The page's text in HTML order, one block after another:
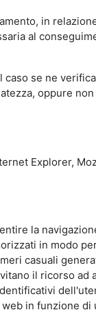
in
al
se ne
oppure
Explorer,
la
in modo
casuali
il ricorso
in funzione